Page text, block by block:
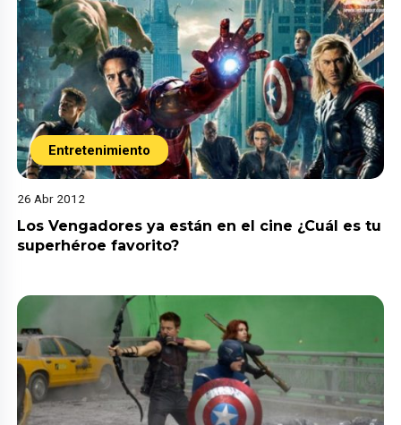
Entretenimiento
26 Abr 2012
Los Vengadores ya están en el cine ¿Cuál es tu
superhéroe favorito?